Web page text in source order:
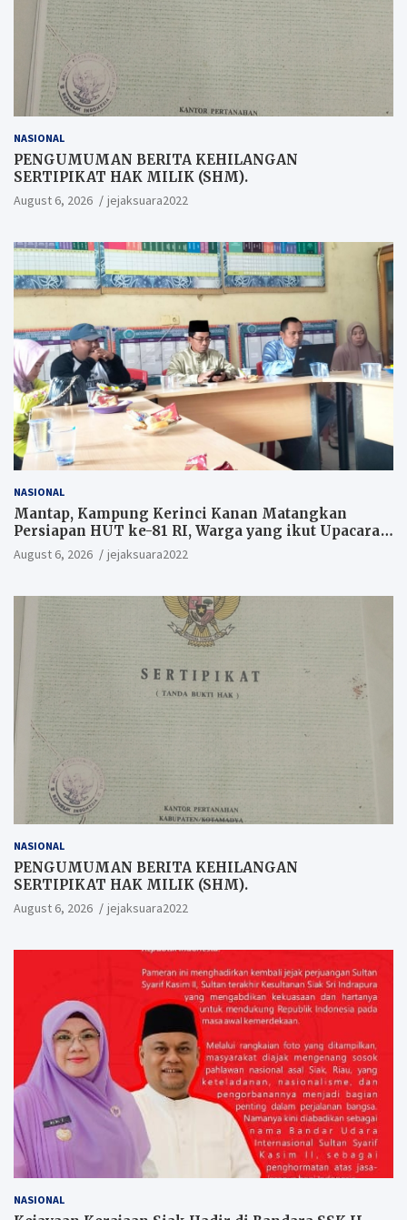
NASIONAL
PENGUMUMAN BERITA KEHILANGAN
SERTIPIKAT HAK MILIK (SHM).
August 6, 2026 jejaksuara2022
NASIONAL
Mantap, Kampung Kerinci Kanan Matangkan
Persiapan HUT ke-81 RI, Warga yang ikut Upacara
Berkesempatan Raih Hadiah
August 6, 2026 jejaksuara2022
NASIONAL
PENGUMUMAN BERITA KEHILANGAN
SERTIPIKAT HAK MILIK (SHM).
August 6, 2026 jejaksuara2022
NASIONAL